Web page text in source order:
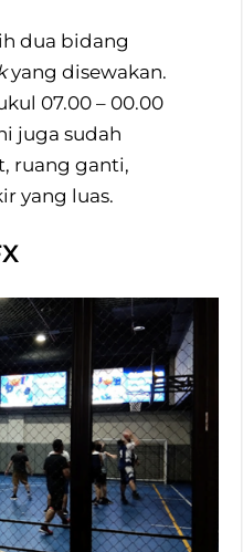
dua bidang
yang disewakan.
07.00 – 00.00
juga sudah
ruang ganti,
yang luas.